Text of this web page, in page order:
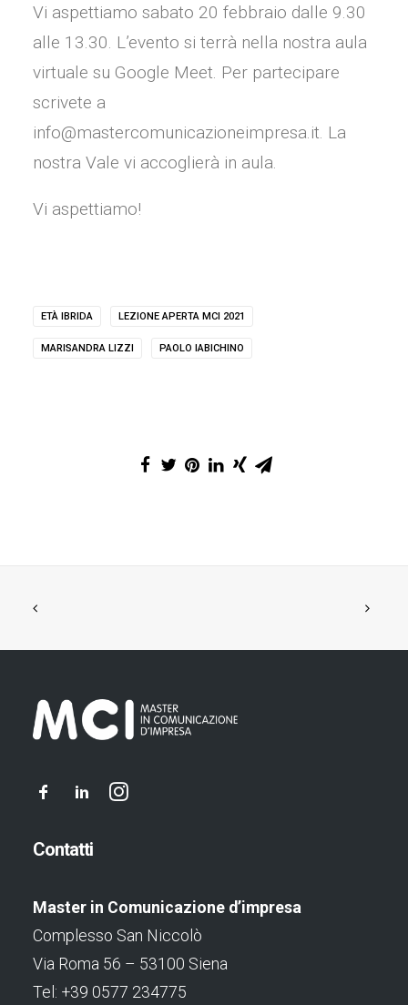
Vi aspettiamo sabato 20 febbraio dalle 9.30
alle 13.30. L’evento si terrà nella nostra aula
virtuale su Google Meet. Per partecipare
scrivete a
info@mastercomunicazioneimpresa.it. La
nostra Vale vi accoglierà in aula.
Vi aspettiamo!
ETÀ IBRIDA LEZIONE APERTA MCI 2021
MARISANDRA LIZZI PAOLO IABICHINO
Contatti
Master in Comunicazione d’impresa
Complesso San Niccolò
Via Roma 56 – 53100 Siena
Tel: +39 0577 234775